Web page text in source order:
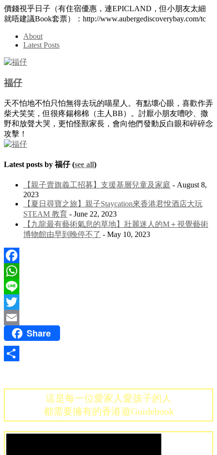
價錢視乎日子（有住宿優惠，連EPICLAND，但小朋友太細
就唔建議Book套票）：http://www.aubergediscoverybay.com/tc
About
Latest Posts
福仔
天不怕地不怕只怕無得去玩的喵星人。有點壞心眼，喜歡作弄
柴犬笑笑，但很疼鍚棉棉（主人BB）。討厭小朋友嘈吵、撒
野和放聲大哭，更怕怪獸家長，會向他們發動反白眼和碎碎念
攻擊！
Latest posts by 福仔(see all)
【親子賣旗義工招募】支援基層兒童及家庭 - August 8,
2023
【夏日尋寶之旅】親子Staycation來香港君悅酒店大玩
STEAM 教育 - June 22, 2023
【九龍最有藝術氣息的草地】壯麗迷人的M＋視覺藝術
博物館由早到晚停不了 - May 10, 2023
Facebook
WhatsApp
Line
Twitter
Email Share
這是每一位愛家人愛孩子的人
都需要擁有的香港遊Guidebook